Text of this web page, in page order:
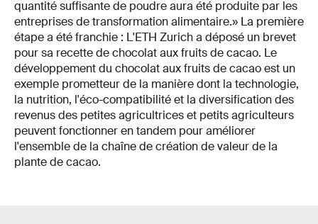
quantité suffisante de poudre aura été produite par les
entreprises de transformation alimentaire.» La première
étape a été franchie : L'ETH Zurich a déposé un brevet
pour sa recette de chocolat aux fruits de cacao. Le
développement du chocolat aux fruits de cacao est un
exemple prometteur de la manière dont la technologie,
la nutrition, l'éco-compatibilité et la diversification des
revenus des petites agricultrices et petits agriculteurs
peuvent fonctionner en tandem pour améliorer
l'ensemble de la chaîne de création de valeur de la
plante de cacao.